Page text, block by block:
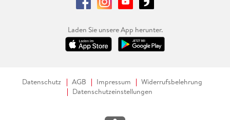
Laden Sie unsere App herunter.
Datenschutz AGB Impressum
Widerrufsbelehrung
Datenschutzeinstellungen